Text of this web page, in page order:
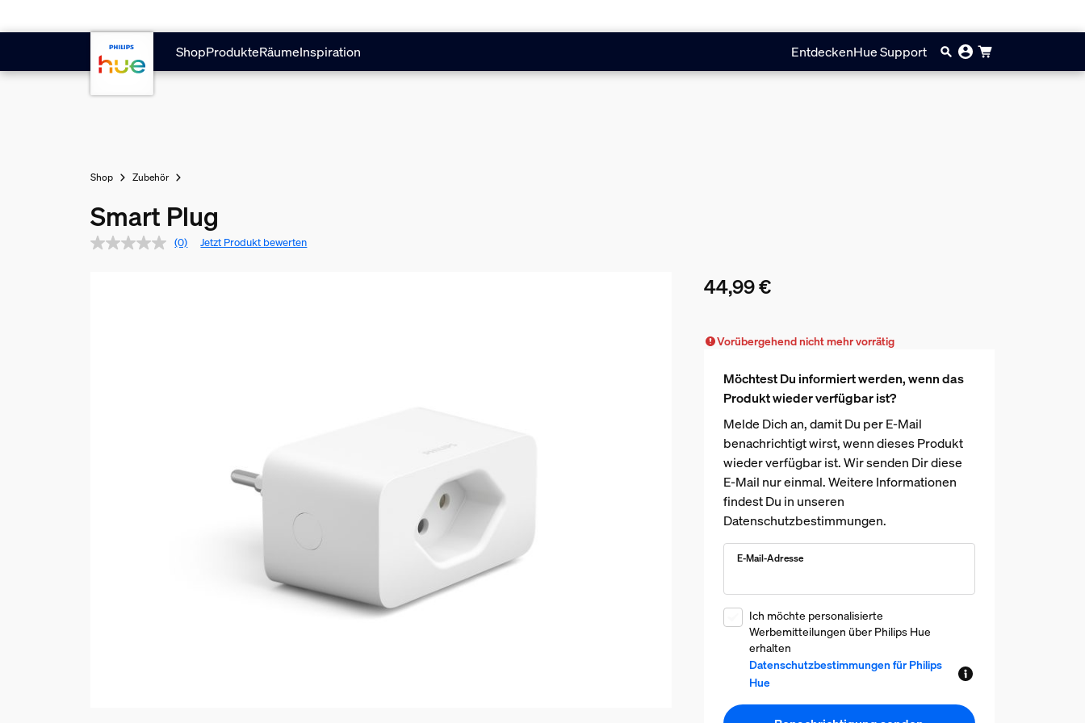
ShopProdukteRäumeInspiration EntdeckenHue Support
Shop Zubehör
Smart Plug
(0) Jetzt Produkt bewerten
44,99 €
Vorübergehend nicht mehr vorrätig
Möchtest Du informiert werden, wenn das
Produkt wieder verfügbar ist?
Melde Dich an, damit Du per E-Mail
benachrichtigt wirst, wenn dieses Produkt
wieder verfügbar ist. Wir senden Dir diese
E-Mail nur einmal. Weitere Informationen
findest Du in unseren
Datenschutzbestimmungen.
E-Mail-Adresse
Ich möchte personalisierte
Werbemitteilungen über Philips Hue
erhalten
Datenschutzbestimmungen für Philips
Hue